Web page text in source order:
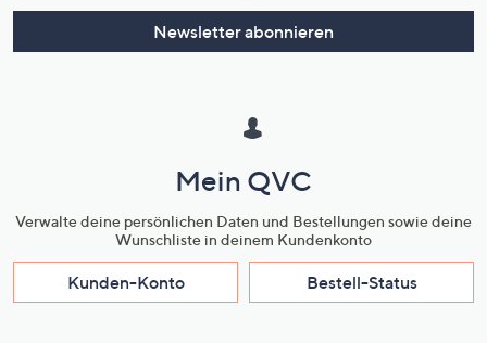
Newsletter abonnieren
Mein QVC
Verwalte deine persönlichen Daten und Bestellungen sowie deine
Wunschliste in deinem Kundenkonto
Kunden-Konto Bestell-Status